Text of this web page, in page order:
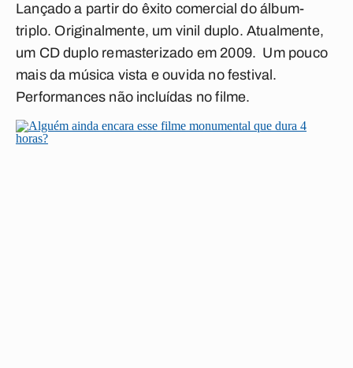
Lançado a partir do êxito comercial do álbum-
triplo. Originalmente, um vinil duplo. Atualmente,
um CD duplo remasterizado em 2009. Um pouco
mais da música vista e ouvida no festival.
Performances não incluídas no filme.